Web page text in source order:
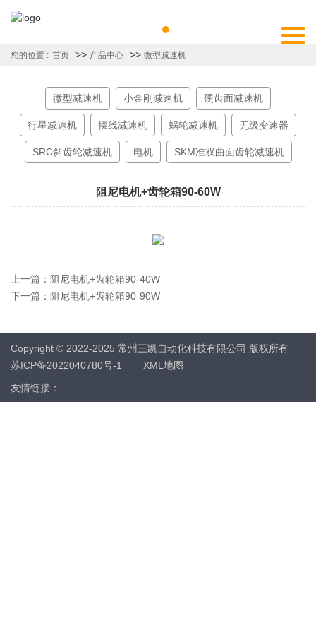
您的位置 : 首页 >> 产品中心 >> 微型减速机
微型减速机 小金刚减速机 硬齿面减速机
行星减速机 摆线减速机 蜗轮减速机 无级变速器
SRC斜齿轮减速机 电机 SKM准双曲面齿轮减速机
阻尼电机+齿轮箱90-60W
上一篇： 阻尼电机+齿轮箱90-40W
下一篇： 阻尼电机+齿轮箱90-90W
Copyright © 2022-2025 常州三凯自动化科技有限公司 版权所有
苏ICP备2022040780号-1
XML地图
友情链接：